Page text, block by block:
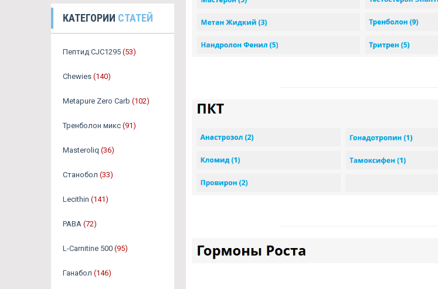
КАТЕГОРИИ СТАТЕЙ
Пептид CJC1295 (53)
Chewies (140)
Metapure Zero Carb (102)
Тренболон микс (91)
Masteroliq (36)
Станобол (33)
Lecithin (141)
PABA (72)
L-Carnitine 500 (95)
Ганабол (146)